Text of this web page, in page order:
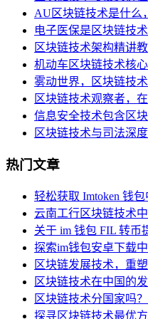
AU区块链技术是什么
电子医保是区块链技
区块链技术架构精讲
机动车区块链技术核
雾动世界，区块链技
区块链技术观察者，
信息安全技术包含区
区块链技术与司法深
热门文章
轻松获取 Imtoken 钱
云南工行区块链技术
关于 im 钱包 FIL 转币
探索im钱包安卓下载
区块链发展技术，重
区块链技术在中国的
区块链技术分国家吗
探寻区块链技术最优